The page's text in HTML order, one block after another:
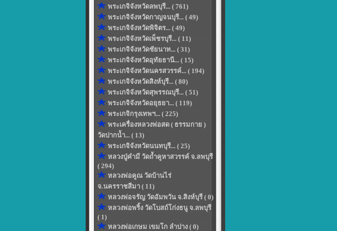
พระเกจิจังหวัดลพบุรี... ( 761)
พระเกจิจังหวัดกาญจนบุรี... ( 49)
พระเกจิจังหวัดพิจิตร... ( 49)
พระเกจิจังหวัดเพ็ชรบุรี... ( 11)
พระเกจิจังหวัดชัยนาท... ( 31)
พระเกจิจังหวัดอุทัยธานี... ( 15)
พระเกจิจังหวัดนครสวรรค์... ( 194)
พระเกจิจังหวัดสิงห์บุรี... ( 80)
พระเกจิจังหวัดสุพรรณบุรี... ( 51)
พระเกจิจังหวัดอยุธยา... ( 119)
พระเกจิกรุงเทพฯ... ( 225)
พระเครื่องหลวงพ่อสด ( ธรรมกาย )
วัดปากน้ำ... ( 13)
พระเกจิจังหวัดนนทบุรี... ( 25)
หลวงปู่คำมี วัดถ้ำคูหาสวรรค์ จ.ลพบุรี
( 294)
หลวงพ่อคูณ วัดบ้านไร่
จ.นครราชสีมา ( 11)
หลวงพ่อจรัญ วัดอัมพวัน จ.สิงห์บุรี ( 0)
หลวงพ่อพริ้ง วัดโบสถ์โก่งธนู จ.ลพบุรี
( 1)
หลวงพ่อเกษม เขมโก ลำปาง ( 0)